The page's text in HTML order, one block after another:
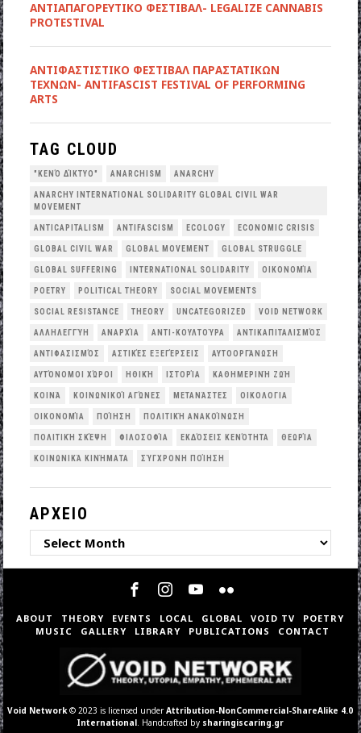
ΑΝΤΙΑΠΑΓΟΡΕΥΤΙΚΟ ΦΕΣΤΙΒΑΛ- LEGALIZE CANNABIS
PROTESTIVAL
ANTIΦΑΣΤΙΣΤΙΚΟ ΦΕΣΤΙΒΑΛ ΠΑΡΑΣΤΑΤΙΚΩΝ
ΤΕΧΝΩΝ- ANTIFASCIST FESTIVAL OF PERFORMING
ARTS
TAG CLOUD
"ΚΕΝΌ ΔΊΚΤΥΟ" ANARCHISM ANARCHY
ANARCHY INTERNATIONAL SOLIDARITY GLOBAL CIVIL WAR
MOVEMENT
ANTICAPITALISM ANTIFASCISM ECOLOGY ECONOMIC CRISIS
GLOBAL CIVIL WAR GLOBAL MOVEMENT GLOBAL STRUGGLE
GLOBAL SUFFERING INTERNATIONAL SOLIDARITY OΙΚΟΝΟΜΊΑ
POETRY POLITICAL THEORY SOCIAL MOVEMENTS
SOCIAL RESISTANCE THEORY UNCATEGORIZED VOID NETWORK
ΑΛΛΗΛΕΓΓΎΗ ΑΝΑΡΧΊΑ ΑΝΤΙ-ΚΟΥΛΤΟΎΡΑ ΑΝΤΙΚΑΠΙΤΑΛΙΣΜΌΣ
ΑΝΤΙΦΑΣΙΣΜΌΣ ΑΣΤΙΚΈΣ ΕΞΕΓΈΡΣΕΙΣ ΑΥΤΟΟΡΓΆΝΩΣΗ
ΑΥΤΌΝΟΜΟΙ ΧΏΡΟΙ ΗΘΙΚΉ ΙΣΤΟΡΊΑ ΚΑΘΗΜΕΡΙΝΉ ΖΩΉ
ΚΟΙΝΆ ΚΟΙΝΩΝΙΚΟΊ ΑΓΏΝΕΣ ΜΕΤΑΝΆΣΤΕΣ ΟΙΚΟΛΟΓΙΑ
ΟΙΚΟΝΟΜΊΑ ΠΟΊΗΣΗ ΠΟΛΙΤΙΚΉ ΑΝΑΚΟΊΝΩΣΗ
ΠΟΛΙΤΙΚΉ ΣΚΈΨΗ ΦΙΛΟΣΟΦΊΑ ΕΚΔΌΣΕΙΣ ΚΕΝΌΤΗΤΑ ΘΕΩΡΊΑ
ΚΟΙΝΩΝΙΚΆ ΚΙΝΉΜΑΤΑ ΣΎΓΧΡΟΝΗ ΠΟΊΗΣΗ
ΑΡΧΕΙΟ
ΑΡΧΕΙΟ
ABOUT THEORY EVENTS LOCAL GLOBAL VOID TV
POETRY
MUSIC
GALLERY LIBRARY PUBLICATIONS CONTACT
Void Network© 2023 is licensed underAttribution-NonCommercial-ShareAlike 4.0
International. Handcrafted by sharingiscaring.gr